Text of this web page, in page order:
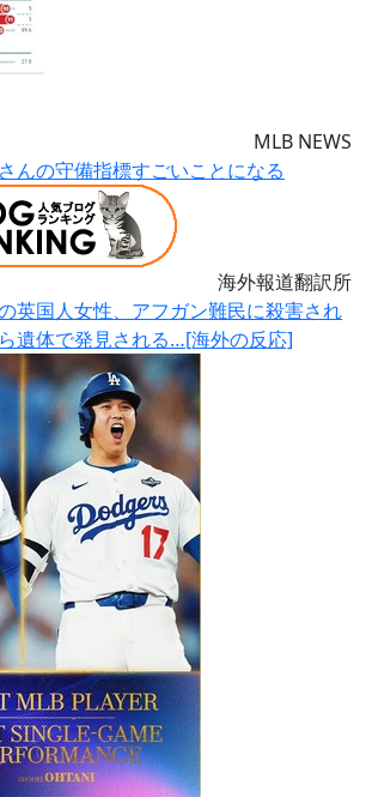
MLB NEWS
んの守備指標すごいことになる
海外報道翻訳所
英国人女性、アフガン難民に殺害され
遺体で発見される…[海外の反応]